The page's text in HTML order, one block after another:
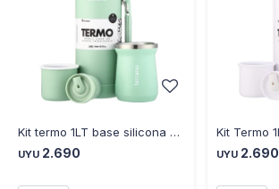
Kit termo 1LT base silicona + mate tradicional Verde agua
UYU 2.690 UYU 2.690